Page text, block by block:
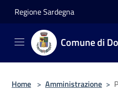
Regione Sardegna
Comune di
Home > Amministrazione >